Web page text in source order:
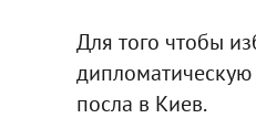
Для того чтобы
дипломатическую
посла в Киев.